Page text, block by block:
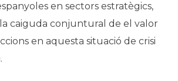
en sectors estratègics,
caiguda conjuntural de el valor
en aquesta situació de crisi